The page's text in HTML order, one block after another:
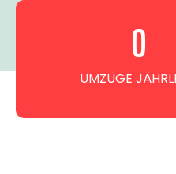
UMZÜGE
0